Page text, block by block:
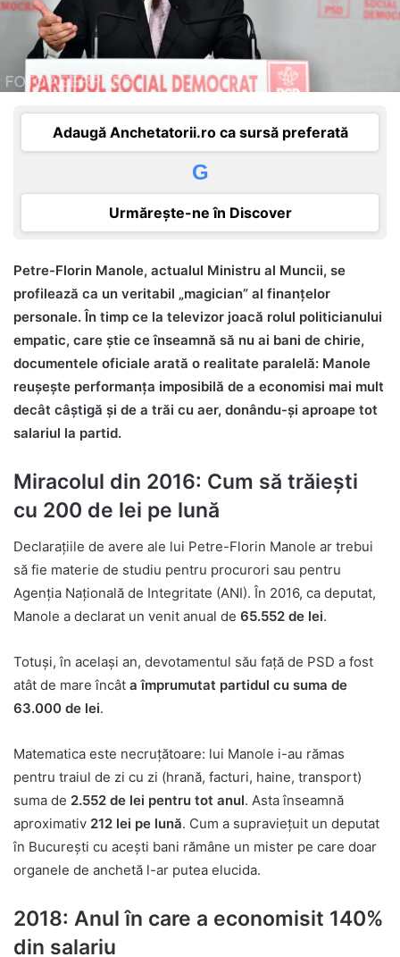
Adaugă Anchetatorii.ro ca sursă preferată
G
Urmărește-ne în Discover
Petre-Florin Manole, actualul Ministru al Muncii, se
profilează ca un veritabil „magician” al finanțelor
personale. În timp ce la televizor joacă rolul politicianului
empatic, care știe ce înseamnă să nu ai bani de chirie,
documentele oficiale arată o realitate paralelă: Manole
reușește performanța imposibilă de a economisi mai mult
decât câștigă și de a trăi cu aer, donându-și aproape tot
salariul la partid.
Miracolul din 2016: Cum să trăiești
cu 200 de lei pe lună
Declarațiile de avere ale lui Petre-Florin Manole ar trebui
să fie materie de studiu pentru procurori sau pentru
Agenția Națională de Integritate (ANI). În 2016, ca deputat,
Manole a declarat un venit anual de 65.552 de lei.
Totuși, în același an, devotamentul său față de PSD a fost
atât de mare încât a împrumutat partidul cu suma de
63.000 de lei.
Matematica este necruțătoare: lui Manole i-au rămas
pentru traiul de zi cu zi (hrană, facturi, haine, transport)
suma de 2.552 de lei pentru tot anul. Asta înseamnă
aproximativ 212 lei pe lună. Cum a supraviețuit un deputat
în București cu acești bani rămâne un mister pe care doar
organele de anchetă l-ar putea elucida.
2018: Anul în care a economisit 140%
din salariu